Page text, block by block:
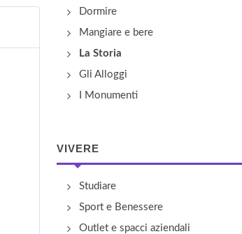
Dormire
Mangiare e bere
La Storia
Gli Alloggi
I Monumenti
VIVERE
Studiare
Sport e Benessere
Outlet e spacci aziendali